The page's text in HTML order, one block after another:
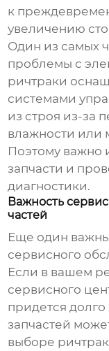
к
увеличению
Один из самых
проблемы с
ричтраки
системами
из строя из-за
влажности или
Поэтому важно
запчасти и
диагностики.
Важность
частей
Еще один
сервисного
Если в вашем
сервисного
придется
запчастей
выборе